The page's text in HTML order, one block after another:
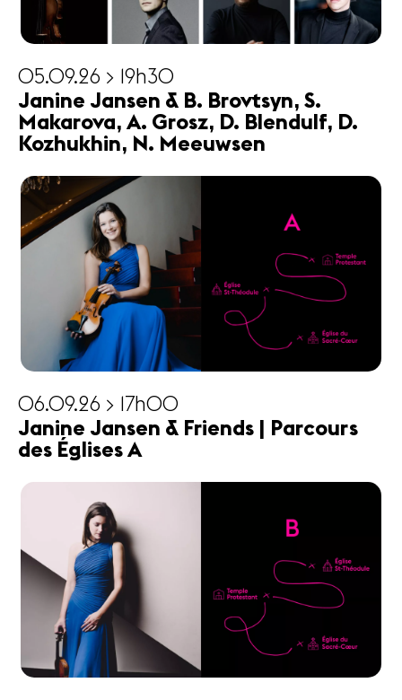
05.09.26 > 19h30
Janine Jansen & B. Brovtsyn, S.
Makarova, A. Grosz, D. Blendulf, D.
Kozhukhin, N. Meeuwsen
06.09.26 > 17h00
Janine Jansen & Friends | Parcours
des Églises A